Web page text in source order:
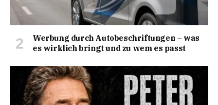
Werbung durch Autobeschriftungen – was
es wirklich bringt und zu wem es passt